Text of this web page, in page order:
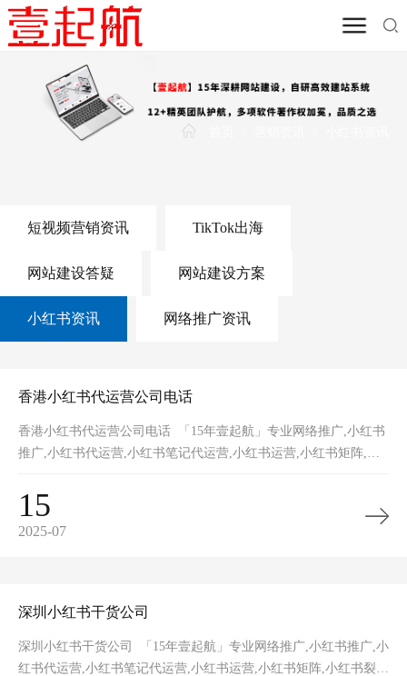
短视频营销资讯 TikTok出海
网站建设答疑 网站建设方案
小红书资讯 网络推广资讯
香港小红书代运营公司电话
香港小红书代运营公司电话 「15年壹起航」专业网络推广,小红书
推广,小红书代运营,小红书笔记代运营,小红书运营,小红书矩阵,小
15
2025-07
深圳小红书干货公司
深圳小红书干货公司 「15年壹起航」专业网络推广,小红书推广,小
红书代运营,小红书笔记代运营,小红书运营,小红书矩阵,小红书裂